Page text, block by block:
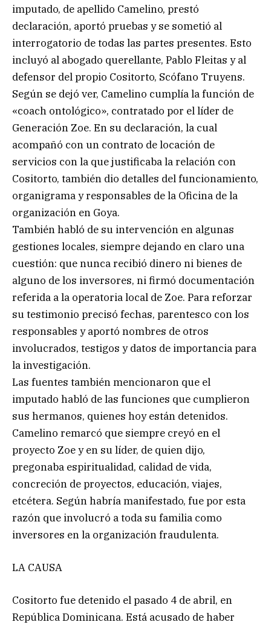
imputado, de apellido Camelino, prestó
declaración, aportó pruebas y se sometió al
interrogatorio de todas las partes presentes. Esto
incluyó al abogado querellante, Pablo Fleitas y al
defensor del propio Cositorto, Scófano Truyens.
Según se dejó ver, Camelino cumplía la función de
«coach ontológico», contratado por el líder de
Generación Zoe. En su declaración, la cual
acompañó con un contrato de locación de
servicios con la que justificaba la relación con
Cositorto, también dio detalles del funcionamiento,
organigrama y responsables de la Oficina de la
organización en Goya.
También habló de su intervención en algunas
gestiones locales, siempre dejando en claro una
cuestión: que nunca recibió dinero ni bienes de
alguno de los inversores, ni firmó documentación
referida a la operatoria local de Zoe. Para reforzar
su testimonio precisó fechas, parentesco con los
responsables y aportó nombres de otros
involucrados, testigos y datos de importancia para
la investigación.
Las fuentes también mencionaron que el
imputado habló de las funciones que cumplieron
sus hermanos, quienes hoy están detenidos.
Camelino remarcó que siempre creyó en el
proyecto Zoe y en su líder, de quien dijo,
pregonaba espiritualidad, calidad de vida,
concreción de proyectos, educación, viajes,
etcétera. Según habría manifestado, fue por esta
razón que involucró a toda su familia como
inversores en la organización fraudulenta.
LA CAUSA
Cositorto fue detenido el pasado 4 de abril, en
República Dominicana. Está acusado de haber